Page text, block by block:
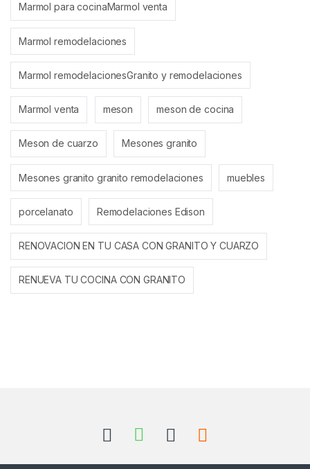
Marmol para cocinaMarmol venta
Marmol remodelaciones
Marmol remodelacionesGranito y remodelaciones
Marmol venta meson meson de cocina
Meson de cuarzo Mesones granito
Mesones granito granito remodelaciones muebles
porcelanato Remodelaciones Edison
RENOVACION EN TU CASA CON GRANITO Y CUARZO
RENUEVA TU COCINA CON GRANITO